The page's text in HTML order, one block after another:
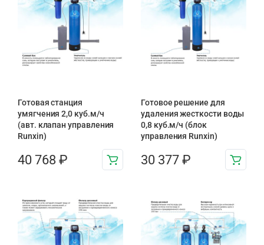
Готовая станция
умягчения 2,0 куб.м/ч
(авт. клапан управления
Runxin)
40 768 ₽
Готовое решение для
удаления жесткости воды
0,8 куб.м/ч (блок
управления Runxin)
30 377 ₽